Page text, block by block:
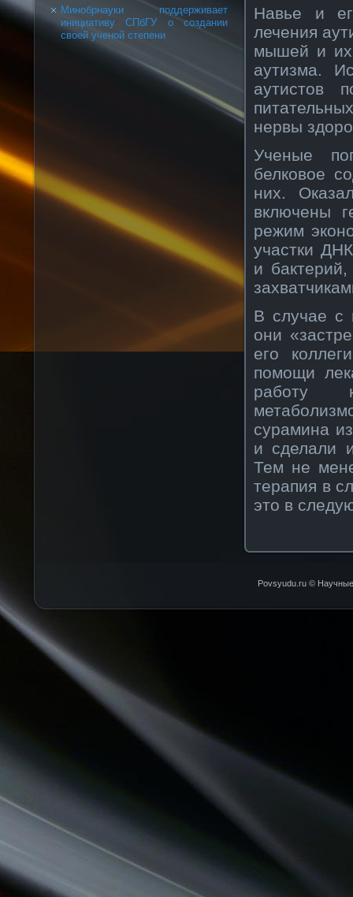
Минобрнауки поддерживает
инициативу СПбГУ о создании
своей ученой степени
Навье и
лечения
мышей и их
аутизма.
аутистов
нервы
Ученые
белковое
них.
включены
режим
участки
и
В случае с
они
его
помощи
работу
сурамина
и сделали
Тем не
терапия в
это в
Povsyudu.ru © Научные